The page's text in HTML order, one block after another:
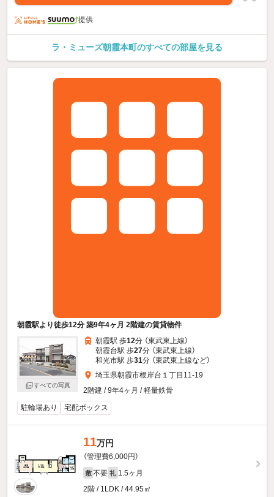
提供
ラ・ミューズ朝霞本町のすべての部屋を見る
朝霞駅より徒歩12分 築9年4ヶ月 2階建の賃貸物件
すべての写真
朝霞駅 歩12分 （東武東上線）
朝霞台駅 歩27分 （東武東上線）
和光市駅 歩31分 （東武東上線など）
埼玉県朝霞市根岸台１丁目11-19
2階建 / 9年4ヶ月 / 軽量鉄骨
駐輪場あり
宅配ボックス
11万円
（管理費6,000円）
敷 不要 礼 1.5ヶ月
2階 / 1LDK / 44.95㎡